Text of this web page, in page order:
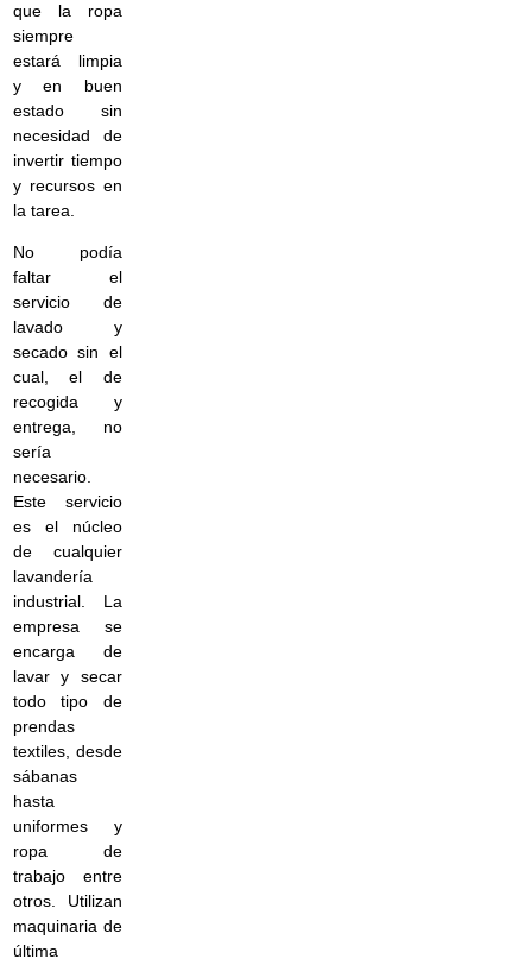
que la ropa
siempre
estará limpia
y en buen
estado sin
necesidad de
invertir tiempo
y recursos en
la tarea.
No podía
faltar el
servicio de
lavado y
secado sin el
cual, el de
recogida y
entrega, no
sería
necesario.
Este servicio
es el núcleo
de cualquier
lavandería
industrial. La
empresa se
encarga de
lavar y secar
todo tipo de
prendas
textiles, desde
sábanas
hasta
uniformes y
ropa de
trabajo entre
otros. Utilizan
maquinaria de
última